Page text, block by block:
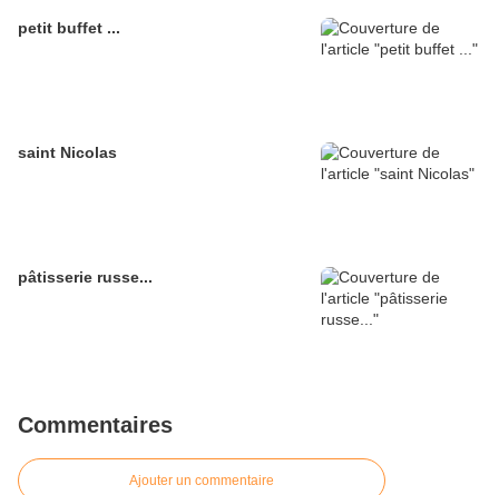
petit buffet ...
saint Nicolas
pâtisserie russe...
Commentaires
Ajouter un commentaire